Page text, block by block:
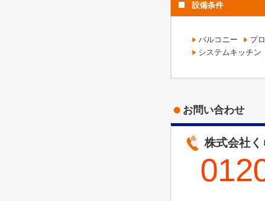
設備条件
バルコニー プ
システムキッチン
お問い合わせ
株式会社